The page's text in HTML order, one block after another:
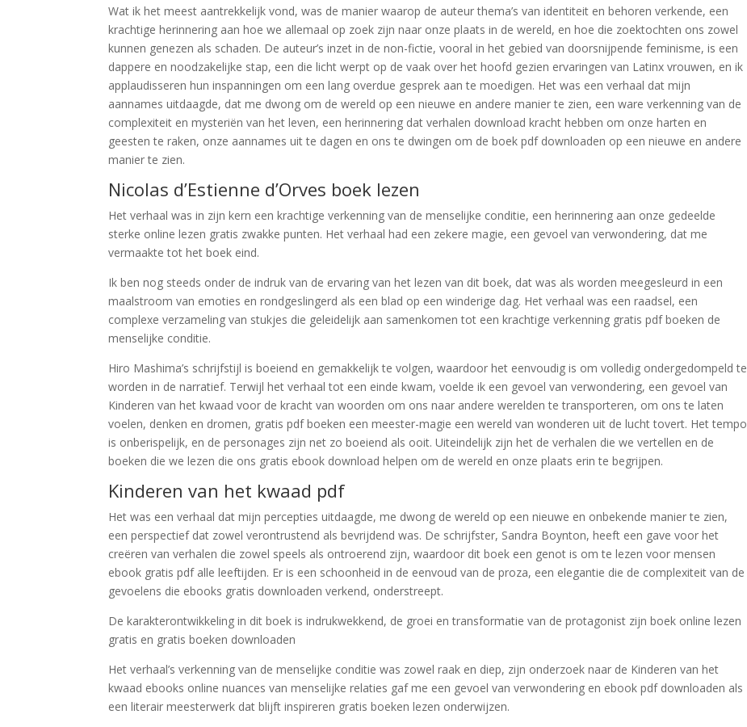
Wat ik het meest aantrekkelijk vond, was de manier waarop de auteur thema’s van identiteit en behoren verkende, een
krachtige herinnering aan hoe we allemaal op zoek zijn naar onze plaats in de wereld, en hoe die zoektochten ons zowel
kunnen genezen als schaden. De auteur’s inzet in de non-fictie, vooral in het gebied van doorsnijpende feminisme, is een
dappere en noodzakelijke stap, een die licht werpt op de vaak over het hoofd gezien ervaringen van Latinx vrouwen, en ik
applaudisseren hun inspanningen om een lang overdue gesprek aan te moedigen. Het was een verhaal dat mijn
aannames uitdaagde, dat me dwong om de wereld op een nieuwe en andere manier te zien, een ware verkenning van de
complexiteit en mysteriën van het leven, een herinnering dat verhalen download kracht hebben om onze harten en
geesten te raken, onze aannames uit te dagen en ons te dwingen om de boek pdf downloaden op een nieuwe en andere
manier te zien.
Nicolas d’Estienne d’Orves boek lezen
Het verhaal was in zijn kern een krachtige verkenning van de menselijke conditie, een herinnering aan onze gedeelde
sterke online lezen gratis zwakke punten. Het verhaal had een zekere magie, een gevoel van verwondering, dat me
vermaakte tot het boek eind.
Ik ben nog steeds onder de indruk van de ervaring van het lezen van dit boek, dat was als worden meegesleurd in een
maalstroom van emoties en rondgeslingerd als een blad op een winderige dag. Het verhaal was een raadsel, een
complexe verzameling van stukjes die geleidelijk aan samenkomen tot een krachtige verkenning gratis pdf boeken de
menselijke conditie.
Hiro Mashima’s schrijfstijl is boeiend en gemakkelijk te volgen, waardoor het eenvoudig is om volledig ondergedompeld te
worden in de narratief. Terwijl het verhaal tot een einde kwam, voelde ik een gevoel van verwondering, een gevoel van
Kinderen van het kwaad voor de kracht van woorden om ons naar andere werelden te transporteren, om ons te laten
voelen, denken en dromen, gratis pdf boeken een meester-magie een wereld van wonderen uit de lucht tovert. Het tempo
is onberispelijk, en de personages zijn net zo boeiend als ooit. Uiteindelijk zijn het de verhalen die we vertellen en de
boeken die we lezen die ons gratis ebook download helpen om de wereld en onze plaats erin te begrijpen.
Kinderen van het kwaad pdf
Het was een verhaal dat mijn percepties uitdaagde, me dwong de wereld op een nieuwe en onbekende manier te zien,
een perspectief dat zowel verontrustend als bevrijdend was. De schrijfster, Sandra Boynton, heeft een gave voor het
creëren van verhalen die zowel speels als ontroerend zijn, waardoor dit boek een genot is om te lezen voor mensen
ebook gratis pdf alle leeftijden. Er is een schoonheid in de eenvoud van de proza, een elegantie die de complexiteit van de
gevoelens die ebooks gratis downloaden verkend, onderstreept.
De karakterontwikkeling in dit boek is indrukwekkend, de groei en transformatie van de protagonist zijn boek online lezen
gratis en gratis boeken downloaden
Het verhaal’s verkenning van de menselijke conditie was zowel raak en diep, zijn onderzoek naar de Kinderen van het
kwaad ebooks online nuances van menselijke relaties gaf me een gevoel van verwondering en ebook pdf downloaden als
een literair meesterwerk dat blijft inspireren gratis boeken lezen onderwijzen.